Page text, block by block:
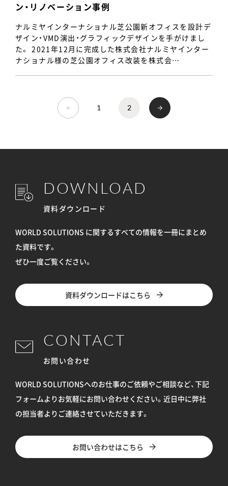
ン・リノベーション事例
ナルミヤインターナショナル芝公園新オフィスを設計デ
ザイン・VMD演出・グラフィックデザインを手がけまし
た。 2021年12月に完成した株式会社ナルミヤインター
ナショナル様の芝公園オフィス改装を株式会…
1 2
DOWNLOAD
資料ダウンロード
WORLD SOLUTIONS に関するすべての情報を一冊にまとめ
た資料です。
ぜひ一度ご覧ください。
資料ダウンロードはこちら
CONTACT
お問い合わせ
WORLD SOLUTIONSへのお仕事のご依頼やご相談など、下記
フォームよりお気軽にお問い合わせください。 近日中に弊社
の担当者よりご連絡させていただきます。
お問い合わせはこちら